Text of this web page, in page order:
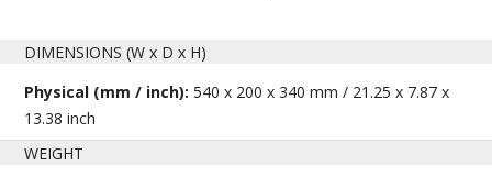
DIMENSIONS (W x D x H)
Physical (mm / inch):540 x 200 x 340 mm / 21.25 x 7.87 x
13.38 inch
WEIGHT